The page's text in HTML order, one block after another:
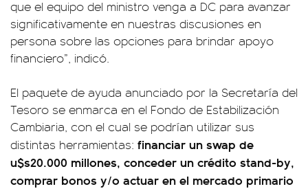
que el equipo del ministro venga a DC para avanzar
significativamente en nuestras discusiones en
persona sobre las opciones para brindar apoyo
financiero”, indicó.
El paquete de ayuda anunciado por la Secretaría del
Tesoro se enmarca en el Fondo de Estabilización
Cambiaria, con el cual se podrían utilizar sus
distintas herramientas: financiar un swap de
u$s20.000 millones, conceder un crédito stand-by,
comprar bonos y/o actuar en el mercado primario